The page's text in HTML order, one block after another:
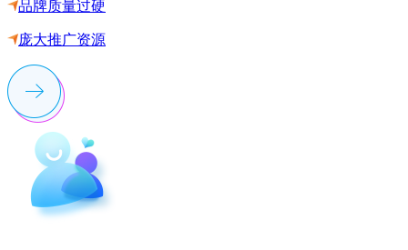
品牌质量过硬
庞大推广资源